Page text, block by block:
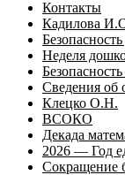
Контакты
Кадилова
Неделя
Сведения об
Клецко О.Н.
ВСОКО
Декада
2026 — Год
Сокращение